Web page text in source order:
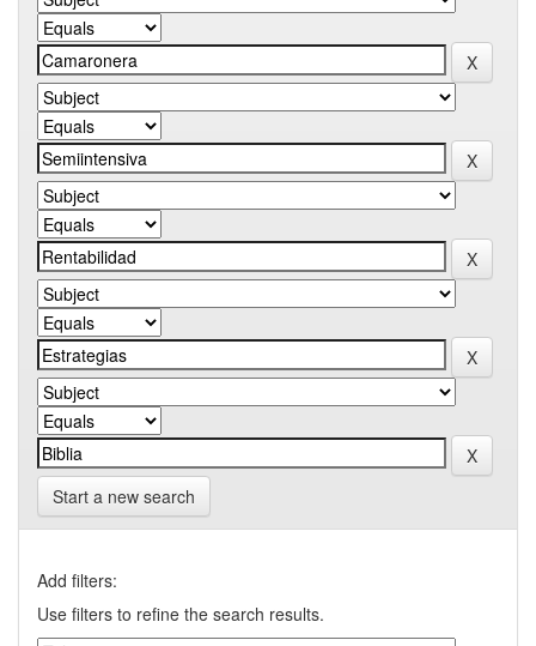
Start a new search
Add filters:
Use filters to refine the search results.